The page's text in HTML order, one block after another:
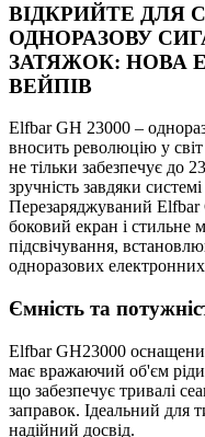
ВІДКРИЙТЕ ДЛЯ
ОДНОРАЗОВУ
ЗАТЯЖОК: НОВА
ВЕЙПІВ
Elfbar GH 23000 –
вносить революцію у
не тільки забезпечує до
зручність завдяки
Перезаряджуваний
боковий екран і стильне
підсвічування,
одноразових електронних
Ємність та
Elfbar GH23000
має вражаючий об'єм
що забезпечує тривалі
заправок. Ідеальний для
надійний досвід.